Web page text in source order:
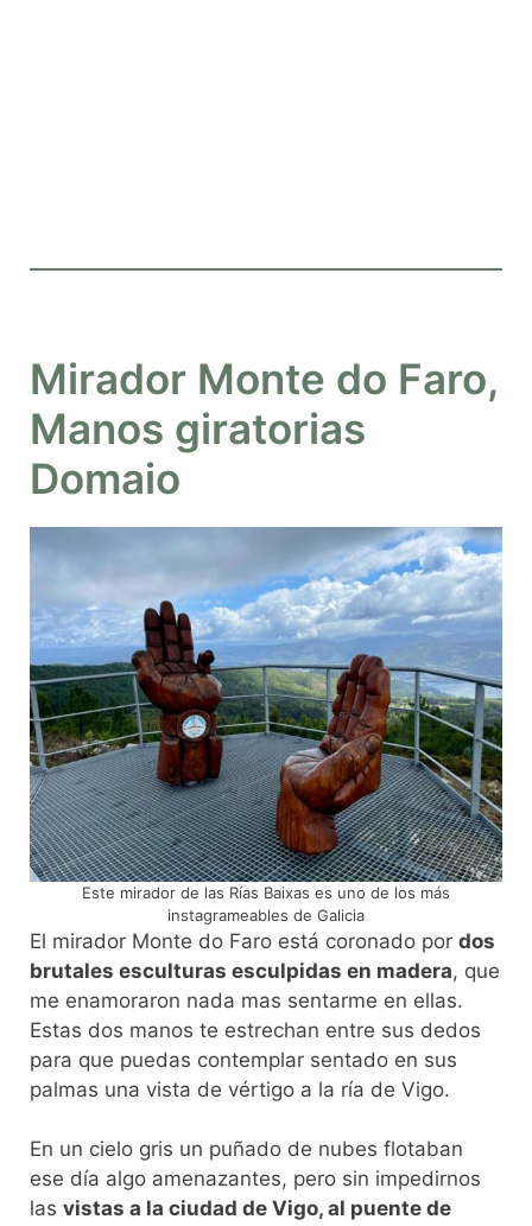
Mirador Monte do Faro,
Manos giratorias
Domaio
Este mirador de las Rías Baixas es uno de los más
instagrameables de Galicia
El mirador Monte do Faro está coronado por dos
brutales esculturas esculpidas en madera, que
me enamoraron nada mas sentarme en ellas.
Estas dos manos te estrechan entre sus dedos
para que puedas contemplar sentado en sus
palmas una vista de vértigo a la ría de Vigo.
En un cielo gris un puñado de nubes flotaban
ese día algo amenazantes, pero sin impedirnos
las vistas a la ciudad de Vigo, al puente de